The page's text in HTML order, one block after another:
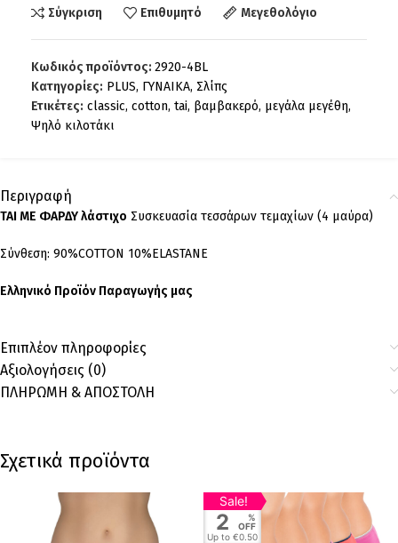
Σύγκριση Επιθυμητό Μεγεθολόγιο
Κωδικός προϊόντος: 2920-4BL
Κατηγορίες: PLUS, ΓΥΝΑΙΚΑ, Σλίπς
Ετικέτες: classic, cotton, tai, βαμβακερό, μεγάλα μεγέθη,
Ψηλό κιλοτάκι
Περιγραφή
ΤΑΙ ΜΕ ΦΑΡΔΥ λάστιχο Συσκευασία τεσσάρων τεμαχίων (4 μαύρα)
Σύνθεση: 90%COTTON 10%ELASTANE
Ελληνικό Προϊόν Παραγωγής μας
Επιπλέον πληροφορίες
Αξιολογήσεις (0)
ΠΛΗΡΩΜΗ & ΑΠΟΣΤΟΛΗ
Σχετικά προϊόντα
Sale!
2
%
OFF
Up to €0.50